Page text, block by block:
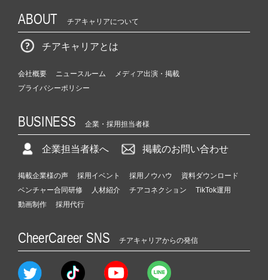
ABOUT チアキャリアについて
チアキャリアとは
会社概要 ニュースルーム
メディア出演・掲載
プライバシーポリシー
BUSINESS 企業・採用担当者様
企業担当者様へ 掲載のお問い合わせ
掲載企業様の声 採用イベント 採用ノウハウ
資料ダウンロード
ベンチャー合同研修
人材紹介 チアコネクション
TikTok運用
動画制作
採用代行
CheerCareer SNS チアキャリアからの発信